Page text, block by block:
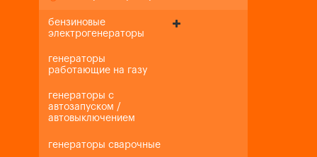
бензиновые
электрогенераторы
генераторы
работающие на газу
генераторы с
автозапуском /
автовыключением
генераторы сварочные